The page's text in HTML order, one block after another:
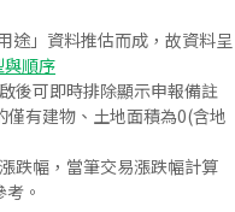
途」資料推估而成，故資料呈
順序
後可即時排除顯示申報備註
有建物、土地面積為0(含地
跌幅，當筆交易漲跌幅計算
。